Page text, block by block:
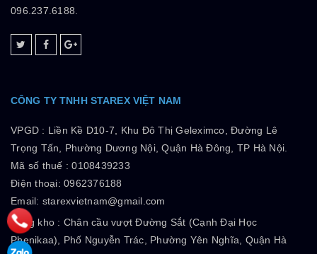
096.237.6188.
CÔNG TY TNHH STAREX VIỆT NAM
VPGD : Liền Kề D10-7, Khu Đô Thị Geleximco, Đường Lê
Trọng Tấn, Phường Dương Nội, Quận Hà Đông, TP Hà Nội.
Mã số thuế :0108439233
Điện thoại: 0962376188
Email: starexvietnam@gmail.com
Tổng kho : Chân cầu vượt Đường Sắt (Cạnh Đại Học
Phenikaa), Phố Nguyễn Trác, Phường Yên Nghĩa, Quận Hà